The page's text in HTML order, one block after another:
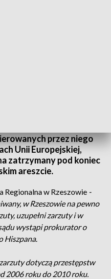
przez niego
Unii Europejskiej,
zatrzymany pod koniec
areszcie.
Regionalna w Rzeszowie -
w Rzeszowie na pewno
uzupełni zarzuty i w
wystąpi prokurator o
Hiszpana.
dotyczą przestępstw
2006 roku do 2010 roku.